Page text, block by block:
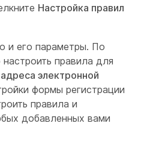
Настройка правил
и его параметры. По
правила для
адреса электронной
формы регистрации
правила и
добавленных вами